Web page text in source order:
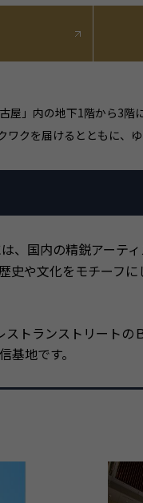
屋」内の地下1階から3
ワクを届けるとともに、
、国内の精鋭アーテ
史や文化をモチーフ
トランストリート
基地です。